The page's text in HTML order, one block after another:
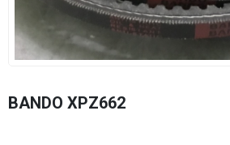
BANDO XPZ662